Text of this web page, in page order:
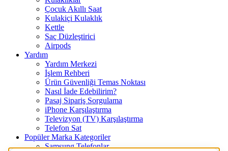
Çocuk Akıllı Saat
Kulakiçi Kulaklık
Kettle
Saç Düzleştirici
Airpods
Yardım
Yardım Merkezi
İşlem Rehberi
Ürün Güvenliği Temas Noktası
Nasıl İade Edebilirim?
Pasaj Sipariş Sorgulama
iPhone Karşılaştırma
Televizyon (TV) Karşılaştırma
Telefon Sat
Popüler Marka Kategoriler
Samsung Telefonlar